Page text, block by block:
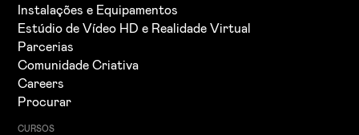
Instalações e Equipamentos
Estúdio de Vídeo HD e Realidade Virtual
Parcerias
Comunidade Criativa
Careers
Procurar
CURSOS